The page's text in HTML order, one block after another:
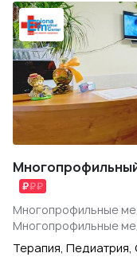
Многопрофильные
Многопрофильные
Терапия, Педиатрия,